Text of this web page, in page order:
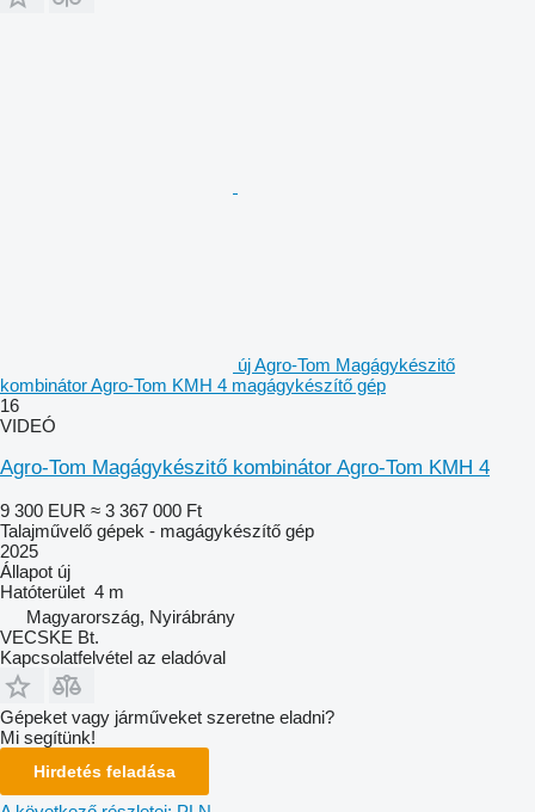
új Agro-Tom Magágykészitő
kombinátor Agro-Tom KMH 4 magágykészítő gép
16
VIDEÓ
Agro-Tom Magágykészitő kombinátor Agro-Tom KMH 4
9 300 EUR ≈ 3 367 000 Ft
Talajművelő gépek - magágykészítő gép
2025
Állapot új
Hatóterület 4 m
Magyarország, Nyirábrány
VECSKE Bt.
Kapcsolatfelvétel az eladóval
Gépeket vagy járműveket szeretne eladni?
Mi segítünk!
Hirdetés feladása